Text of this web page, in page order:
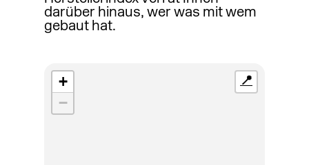
darüber hinaus, wer was mit wem
gebaut hat.
+
−
📍